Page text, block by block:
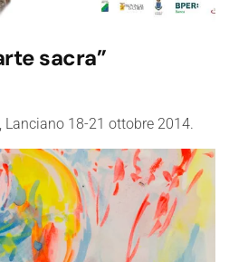
sacra”
Lanciano 18-21 ottobre 2014.